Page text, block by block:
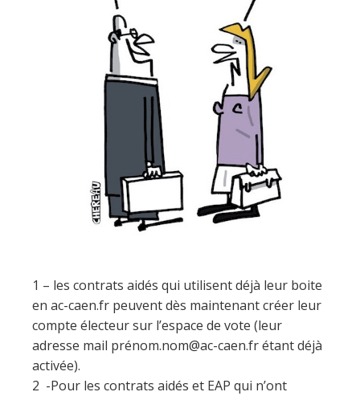
1 – les contrats aidés qui utilisent déjà leur boite
en ac-caen.fr peuvent dès maintenant créer leur
compte électeur sur l’espace de vote (leur
adresse mail prénom.nom@ac-caen.fr étant déjà
activée).
2 -Pour les contrats aidés et EAP qui n’ont